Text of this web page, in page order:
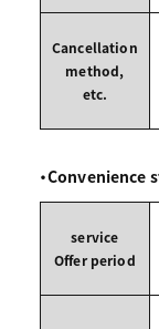
Cancellation
method,
etc.
・
service
Offer period